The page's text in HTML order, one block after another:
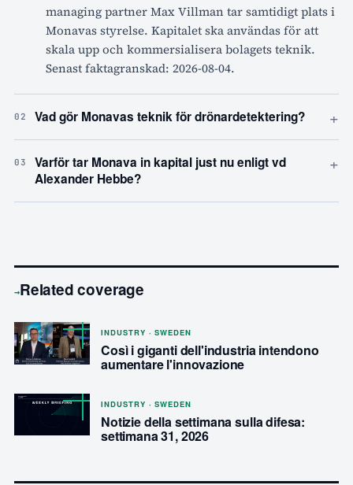
managing partner Max Villman tar samtidigt plats i
Monavas styrelse. Kapitalet ska användas för att
skala upp och kommersialisera bolagets teknik.
Senast faktagranskad: 2026-08-04.
02 Vad gör Monavas teknik för drönardetektering? +
03
Varför tar Monava in kapital just nu enligt vd
Alexander Hebbe?
+
→Related coverage
INDUSTRY · SWEDEN
Così i giganti dell'industria intendono
aumentare l'innovazione
INDUSTRY · SWEDEN
Notizie della settimana sulla difesa:
settimana 31, 2026